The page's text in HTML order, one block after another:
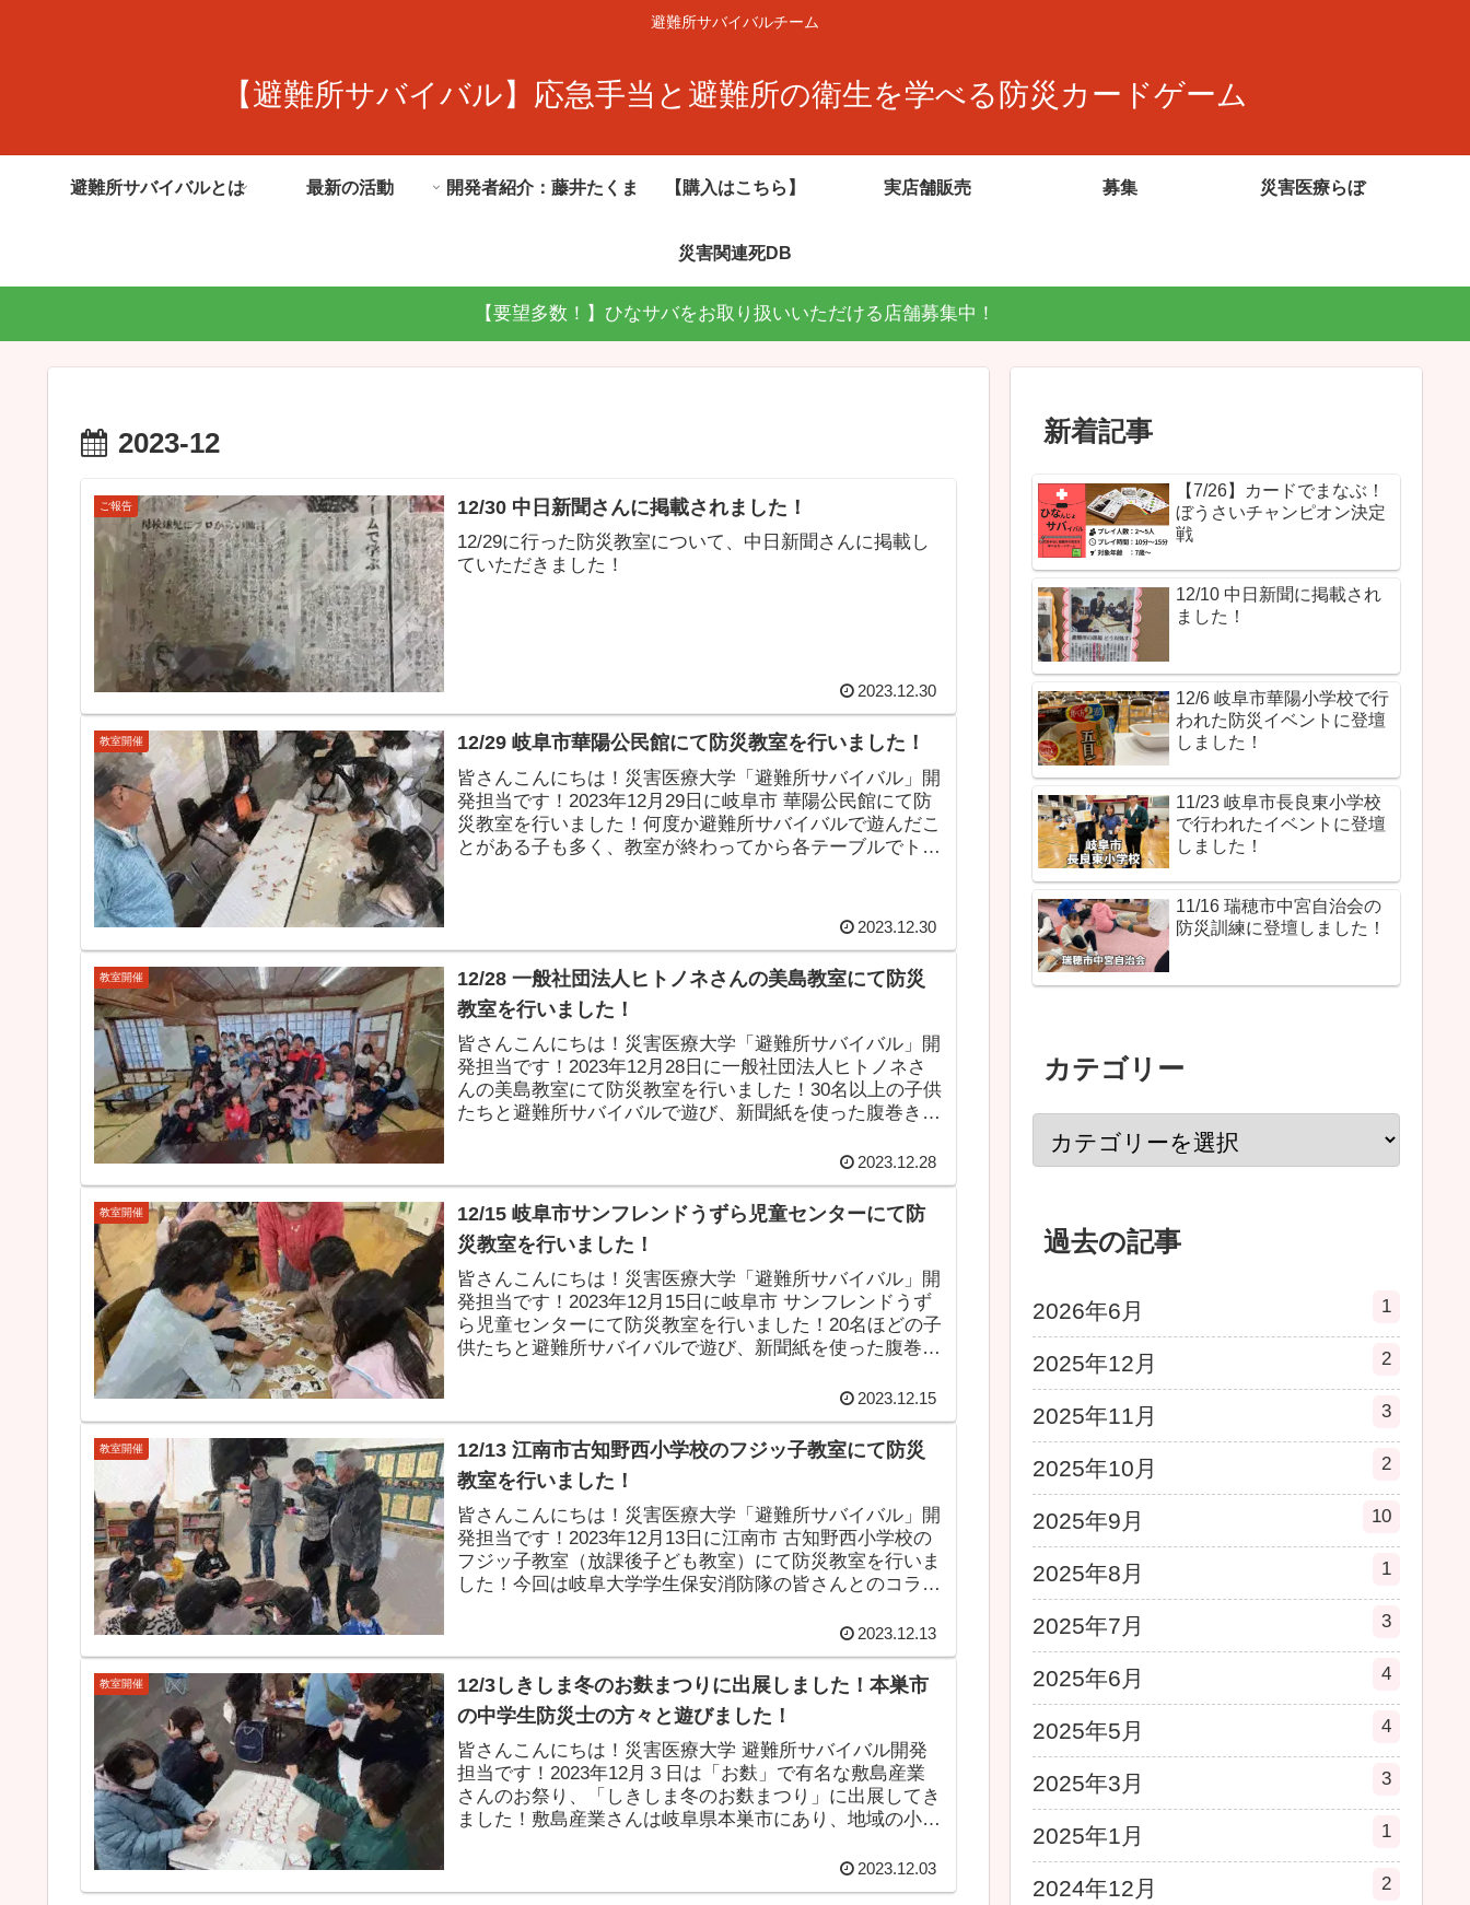
避難所サバイバルチーム
【避難所サバイバル】応急手当と避難所の衛生を学べる防災カードゲーム
避難所サバイバルとは 最新の活動 開発者紹介：藤井たくま 【購入はこちら】 実店舗販売 募集 災害医療らぼ
災害関連死DB
【要望多数！】ひなサバをお取り扱いいただける店舗募集中！
2023-12
ご報告 12/30 中日新聞さんに掲載されました！
12/29に行った防災教室について、中日新聞さんに掲載し
ていただきました！
2023.12.30
教室開催 12/29 岐阜市華陽公民館にて防災教室を行いました！
皆さんこんにちは！災害医療大学「避難所サバイバル」開
発担当です！2023年12月29日に岐阜市 華陽公民館にて防
災教室を行いました！何度か避難所サバイバルで遊んだこ
とがある子も多く、教室が終わってから各テーブルでトラ
2023.12.30
教室開催
12/28 一般社団法人ヒトノネさんの美島教室にて防災
教室を行いました！
皆さんこんにちは！災害医療大学「避難所サバイバル」開
発担当です！2023年12月28日に一般社団法人ヒトノネさ
んの美島教室にて防災教室を行いました！30名以上の子供
たちと避難所サバイバルで遊び、新聞紙を使った腹巻きの
2023.12.28
教室開催
12/15 岐阜市サンフレンドうずら児童センターにて防
災教室を行いました！
皆さんこんにちは！災害医療大学「避難所サバイバル」開
発担当です！2023年12月15日に岐阜市 サンフレンドうず
ら児童センターにて防災教室を行いました！20名ほどの子
供たちと避難所サバイバルで遊び、新聞紙を使った腹巻き
2023.12.15
教室開催
12/13 江南市古知野西小学校のフジッ子教室にて防災
教室を行いました！
皆さんこんにちは！災害医療大学「避難所サバイバル」開
発担当です！2023年12月13日に江南市 古知野西小学校の
フジッ子教室（放課後子ども教室）にて防災教室を行いま
した！今回は岐阜大学学生保安消防隊の皆さんとのコラボ
2023.12.13
教室開催
12/3しきしま冬のお麩まつりに出展しました！本巣市
の中学生防災士の方々と遊びました！
皆さんこんにちは！災害医療大学 避難所サバイバル開発
担当です！2023年12月３日は「お麩」で有名な敷島産業
さんのお祭り、「しきしま冬のお麩まつり」に出展してき
ました！敷島産業さんは岐阜県本巣市にあり、地域の小中
2023.12.03
新着記事
【7/26】カードでまなぶ！
ぼうさいチャンピオン決定
戦
12/10 中日新聞に掲載され
ました！
12/6 岐阜市華陽小学校で行
われた防災イベントに登壇
しました！
11/23 岐阜市長良東小学校
で行われたイベントに登壇
しました！
11/16 瑞穂市中宮自治会の
防災訓練に登壇しました！
カテゴリー
過去の記事
2026年6月 1
2025年12月 2
2025年11月 3
2025年10月 2
2025年9月 10
2025年8月 1
2025年7月 3
2025年6月 4
2025年5月 4
2025年3月 3
2025年1月 1
2024年12月 2